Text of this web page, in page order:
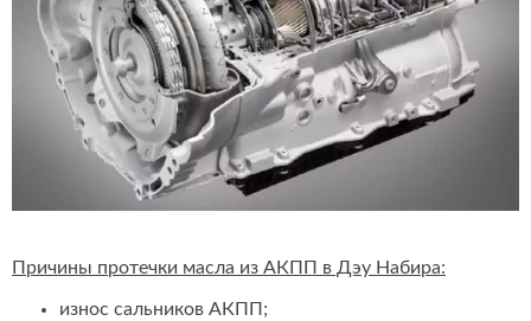
Причины протечки масла из АКПП в Дэу Набира:
износ сальников АКПП;